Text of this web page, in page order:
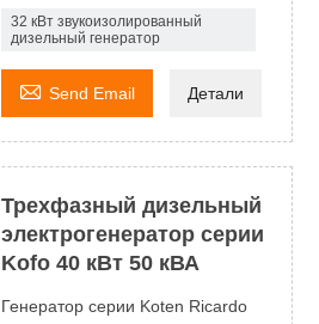
32 кВт звукоизолированный
дизельный генератор
 Send Email Детали
Трехфазный дизельный
электрогенератор серии
Kofo 40 кВт 50 кВА
Генератор серии Koten Ricardo